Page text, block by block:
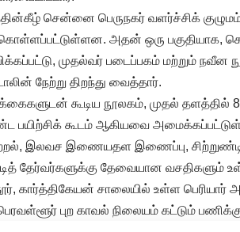
சென்னை பெருநகர் வளர்ச்சிக்
அதன் ஒரு பகுதியாக,
முதல்வர் படைப்பகம் மற்றும்
நேற்று திறந்து வைத்தார்.
கூடிய நூலகம், முதல்
கூடம் ஆகியவை
இலவச இணையதள இணைப்பு,
தேர்வர்களுக்கு தேவையான வசதிகளும்
கார்த்திகேயன் சாலையில் உள்ள பெரியார்
பெரவள்ளூர் புற காவல் நிலையம் கட்டும்